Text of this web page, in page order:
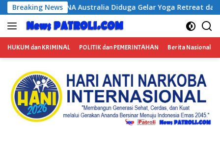
Langsung
ke
konten
Breaking News
Diduga Gelar Yoga Retreat dan Menjadi Instruktur
HUKUM dan KRIMINAL POLITIK dan PEMERINTAHAN Berita Nasional